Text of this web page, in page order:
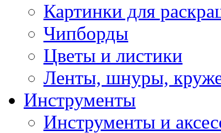
Картинки для
Чипборды
Цветы и листики
Ленты, шнуры,
Инструменты
Инструменты и